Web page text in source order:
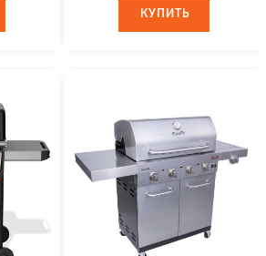
КУПИТЬ
КУПИТЬ